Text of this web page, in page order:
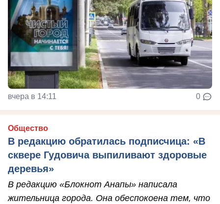
вчера в 14:11 0
Общество
В редакцию обратилась подписчица: «В
сквере Гудовича выпиливают здоровые
деревья»
В редакцию «Блокнот Анапы» написала
жительница города. Она обеспокоена тем, что